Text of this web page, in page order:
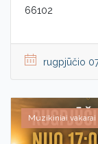
66102
rugpjūčio
Muzikiniai vakarai